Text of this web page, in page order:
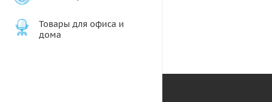
Товары для офиса и
дома